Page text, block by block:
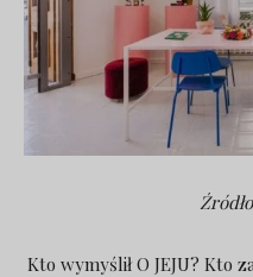
Kto wymyślił O JEJU? Kto